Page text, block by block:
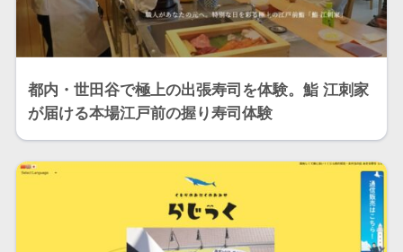
都内・世田谷で極上の出張寿司を体験。鮨 江刺家
が届ける本場江戸前の握り寿司体験